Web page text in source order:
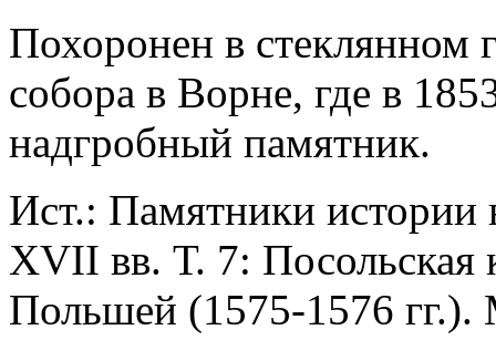
Похоронен в стеклянном
собора в Ворне, где в
надгробный памятник.
Ист.: Памятники
XVII вв. Т. 7: Посольская
Польшей (1575-1576